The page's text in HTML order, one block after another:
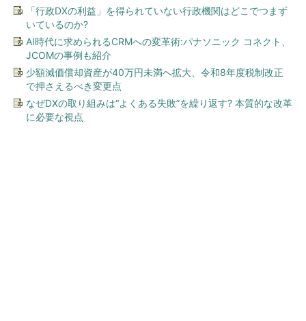
「行政DXの利益」を得られていない行政機関はどこでつまず
いているのか?
AI時代に求められるCRMへの変革術:パナソニック コネクト、
JCOMの事例も紹介
少額減価償却資産が40万円未満へ拡大、令和8年度税制改正
で押さえるべき変更点
なぜDXの取り組みは“よくある失敗”を繰り返す? 本質的な改革
に必要な視点